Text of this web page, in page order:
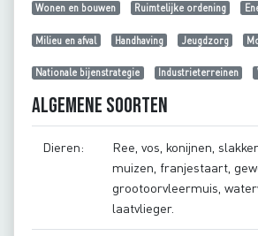
Wonen en bouwen Ruimtelijke ordening
Milieu en afval Handhaving Jeugdzorg
Nationale bijenstrategie Industrieterreinen
Algemene soorten
Dieren:
Ree, vos, konijnen,
muizen, franjestaart,
grootoorvleermuis,
laatvlieger.